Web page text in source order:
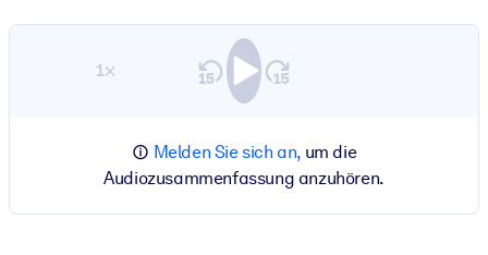
1×
Melden Sie sich an,um die
Audiozusammenfassung anzuhören.